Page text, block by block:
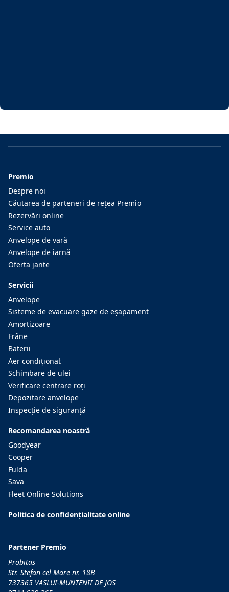
Premio
Despre noi
Căutarea de parteneri de reţea Premio
Rezervări online
Service auto
Anvelope de vară
Anvelope de iarnă
Oferta jante
Servicii
Anvelope
Sisteme de evacuare gaze de eşapament
Amortizoare
Frâne
Baterii
Aer condiţionat
Schimbare de ulei
Verificare centrare roţi
Depozitare anvelope
Inspecţie de siguranţă
Recomandarea noastră
Goodyear
Cooper
Fulda
Sava
Fleet Online Solutions
Politica de confidențialitate online
Partener Premio
Probitas
Str. Stefan cel Mare nr. 18B
737365 VASLUI-MUNTENII DE JOS